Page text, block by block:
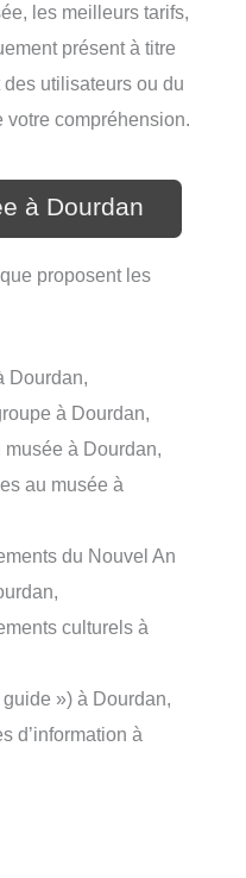
les meilleurs tarifs,
présent à titre
des utilisateurs ou du
votre compréhension.
à Dourdan
proposent les
Dourdan,
à Dourdan,
à Dourdan,
au musée à
du Nouvel An
culturels à
») à Dourdan,
d’information à